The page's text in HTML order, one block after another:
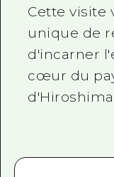
Cette visite
unique de
d'incarner
cœur du